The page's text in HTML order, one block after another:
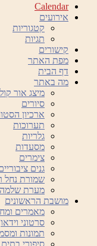
Calendar
אירועים
קטגוריות
תגיות
קישורים
מפת האתר
דף הבית
מה באתר
מיצג אור
סיורים
ארכיון
תערוכות
גלריות
מסעדות
צימרים
גנים
שמורת נחל
מערת שלמה
מושבת הראשונים
מאמרים
סרטוני וידאו
תמונות
סיפורי